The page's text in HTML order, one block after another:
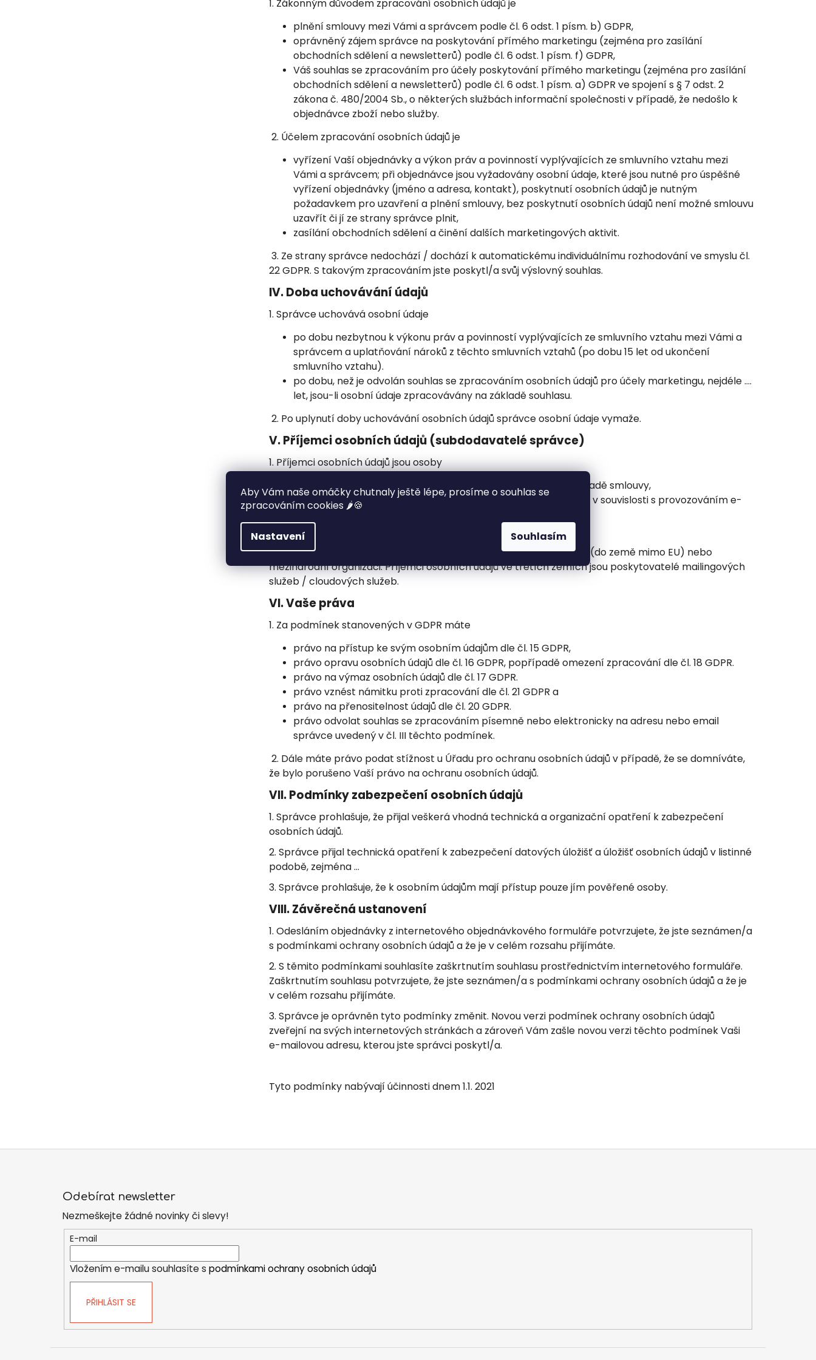
Aby Vám naše omáčky chutnaly ještě lépe, prosíme o souhlas se
zpracováním cookies 🌶️🍪
Nastavení Souhlasím
1. Zákonným důvodem zpracování osobních údajů je
plnění smlouvy mezi Vámi a správcem podle čl. 6 odst. 1 písm. b) GDPR,
oprávněný zájem správce na poskytování přímého marketingu (zejména pro zasílání
obchodních sdělení a newsletterů) podle čl. 6 odst. 1 písm. f) GDPR,
Váš souhlas se zpracováním pro účely poskytování přímého marketingu (zejména pro zasílání
obchodních sdělení a newsletterů) podle čl. 6 odst. 1 písm. a) GDPR ve spojení s § 7 odst. 2
zákona č. 480/2004 Sb., o některých službách informační společnosti v případě, že nedošlo k
objednávce zboží nebo služby.
2. Účelem zpracování osobních údajů je
vyřízení Vaší objednávky a výkon práv a povinností vyplývajících ze smluvního vztahu mezi
Vámi a správcem; při objednávce jsou vyžadovány osobní údaje, které jsou nutné pro úspěšné
vyřízení objednávky (jméno a adresa, kontakt), poskytnutí osobních údajů je nutným
požadavkem pro uzavření a plnění smlouvy, bez poskytnutí osobních údajů není možné smlouvu
uzavřít či jí ze strany správce plnit,
zasílání obchodních sdělení a činění dalších marketingových aktivit.
3. Ze strany správce nedochází / dochází k automatickému individuálnímu rozhodování ve smyslu čl.
22 GDPR. S takovým zpracováním jste poskytl/a svůj výslovný souhlas.
IV.Doba uchovávání údajů
1. Správce uchovává osobní údaje
po dobu nezbytnou k výkonu práv a povinností vyplývajících ze smluvního vztahu mezi Vámi a
správcem a uplatňování nároků z těchto smluvních vztahů (po dobu 15 let od ukončení
smluvního vztahu).
po dobu, než je odvolán souhlas se zpracováním osobních údajů pro účely marketingu, nejdéle ….
let, jsou-li osobní údaje zpracovávány na základě souhlasu.
2. Po uplynutí doby uchovávání osobních údajů správce osobní údaje vymaže.
V.Příjemci osobních údajů (subdodavatelé správce)
1. Příjemci osobních údajů jsou osoby
podílející se na dodání zboží / služeb / realizaci plateb na základě smlouvy,
zajišťující služby provozování e-shopu (Shoptet) a další služby v souvislosti s provozováním e-
zajišťující marketingové služby.
2. Správce nemá / má v úmyslu předat osobní údaje do třetí země (do země mimo EU) nebo
mezinárodní organizaci. Příjemci osobních údajů ve třetích zemích jsou poskytovatelé mailingových
služeb / cloudových služeb.
VI.Vaše práva
1. Za podmínek stanovených v GDPR máte
právo na přístup ke svým osobním údajům dle čl. 15 GDPR,
právo opravu osobních údajů dle čl. 16 GDPR, popřípadě omezení zpracování dle čl. 18 GDPR.
právo na výmaz osobních údajů dle čl. 17 GDPR.
právo vznést námitku proti zpracování dle čl. 21 GDPR a
právo na přenositelnost údajů dle čl. 20 GDPR.
právo odvolat souhlas se zpracováním písemně nebo elektronicky na adresu nebo email
správce uvedený v čl. III těchto podmínek.
2. Dále máte právo podat stížnost u Úřadu pro ochranu osobních údajů v případě, že se domníváte,
že bylo porušeno Vaší právo na ochranu osobních údajů.
VII.Podmínky zabezpečení osobních údajů
1. Správce prohlašuje, že přijal veškerá vhodná technická a organizační opatření k zabezpečení
osobních údajů.
2. Správce přijal technická opatření k zabezpečení datových úložišť a úložišť osobních údajů v listinné
podobě, zejména …
3. Správce prohlašuje, že k osobním údajům mají přístup pouze jím pověřené osoby.
VIII.Závěrečná ustanovení
1. Odesláním objednávky z internetového objednávkového formuláře potvrzujete, že jste seznámen/a
s podmínkami ochrany osobních údajů a že je v celém rozsahu přijímáte.
2. S těmito podmínkami souhlasíte zaškrtnutím souhlasu prostřednictvím internetového formuláře.
Zaškrtnutím souhlasu potvrzujete, že jste seznámen/a s podmínkami ochrany osobních údajů a že je
v celém rozsahu přijímáte.
3. Správce je oprávněn tyto podmínky změnit. Novou verzi podmínek ochrany osobních údajů
zveřejní na svých internetových stránkách a zároveň Vám zašle novou verzi těchto podmínek Vaši
e-mailovou adresu, kterou jste správci poskytl/a.
Tyto podmínky nabývají účinnosti dnem 1.1. 2021
Odebírat newsletter
Nezmeškejte žádné novinky či slevy!
E-mail
Vložením e-mailu souhlasíte s podmínkami ochrany osobních údajů
PŘIHLÁSIT SE